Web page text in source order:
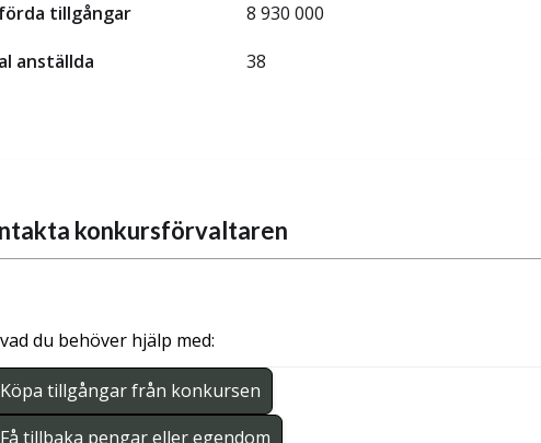
tillgångar
8 930 000
anställda
38
konkursförvaltaren
du behöver hjälp med:
tillgångar från konkursen
tillbaka pengar eller egendom